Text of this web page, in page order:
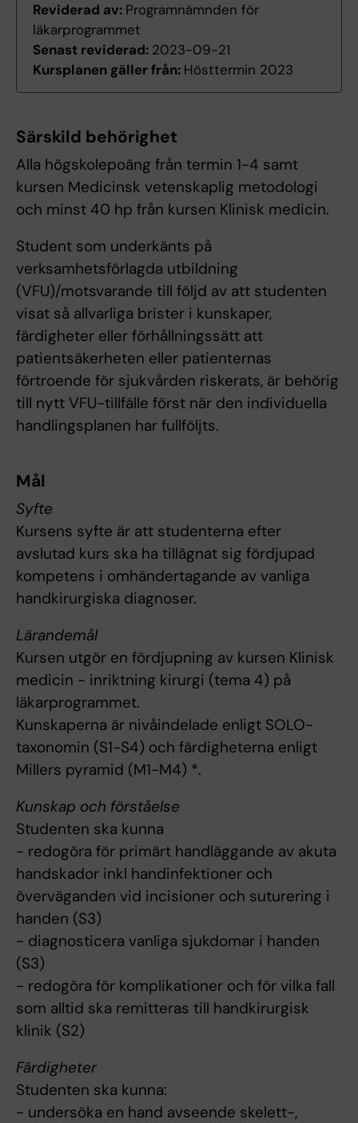
Reviderad av: Programnämnden för
läkarprogrammet
Senast reviderad: 2023-09-21
Kursplanen gäller från: Hösttermin 2023
Särskild behörighet
Alla högskolepoäng från termin 1-4 samt
kursen Medicinsk vetenskaplig metodologi
och minst 40 hp från kursen Klinisk medicin.
Student som underkänts på
verksamhetsförlagda utbildning
(VFU)/motsvarande till följd av att studenten
visat så allvarliga brister i kunskaper,
färdigheter eller förhållningssätt att
patientsäkerheten eller patienternas
förtroende för sjukvården riskerats, är behörig
till nytt VFU-tillfälle först när den individuella
handlingsplanen har fullföljts.
Mål
Syfte
Kursens syfte är att studenterna efter
avslutad kurs ska ha tillägnat sig fördjupad
kompetens i omhändertagande av vanliga
handkirurgiska diagnoser.
Lärandemål
Kursen utgör en fördjupning av kursen Klinisk
medicin - inriktning kirurgi (tema 4) på
läkarprogrammet.
Kunskaperna är nivåindelade enligt SOLO-
taxonomin (S1-S4) och färdigheterna enligt
Millers pyramid (M1-M4) *.
Kunskap och förståelse
Studenten ska kunna
- redogöra för primärt handläggande av akuta
handskador inkl handinfektioner och
överväganden vid incisioner och suturering i
handen (S3)
- diagnosticera vanliga sjukdomar i handen
(S3)
- redogöra för komplikationer och för vilka fall
som alltid ska remitteras till handkirurgisk
klinik (S2)
Färdigheter
Studenten ska kunna:
- undersöka en hand avseende skelett-,